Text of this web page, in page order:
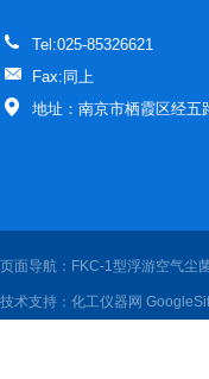
Tel:025-85326621
Fax:同上
地址：南京市栖霞区经五
页面导航：FKC-1型浮游空气尘
技术支持： 化工仪器网